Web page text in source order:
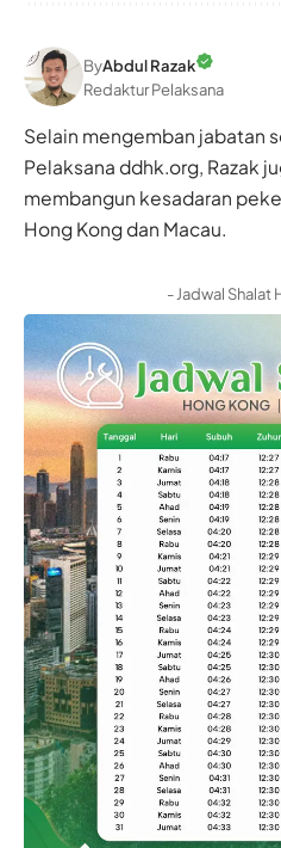
ByAbdul Razak
Redaktur Pelaksana
Selain mengemban jabatan
Pelaksana ddhk.org, Razak
membangun kesadaran
Hong Kong dan Macau.
- Jadwal Shalat